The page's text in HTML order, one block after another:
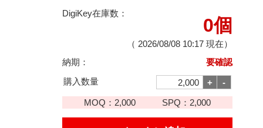
DigiKey在庫数：
0個
（ 2026/08/08 10:17 現在）
納期：
要確認
購入数量
MOQ： 2,000 SPQ： 2,000